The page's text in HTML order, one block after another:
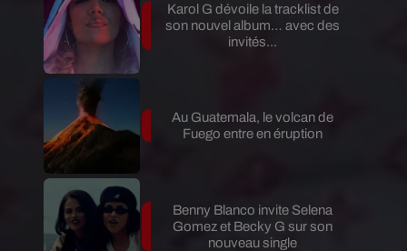
Karol G dévoile la tracklist de
son nouvel album… avec des
invités...
Au Guatemala, le volcan de
Fuego entre en éruption
Benny Blanco invite Selena
Gomez et Becky G sur son
nouveau single